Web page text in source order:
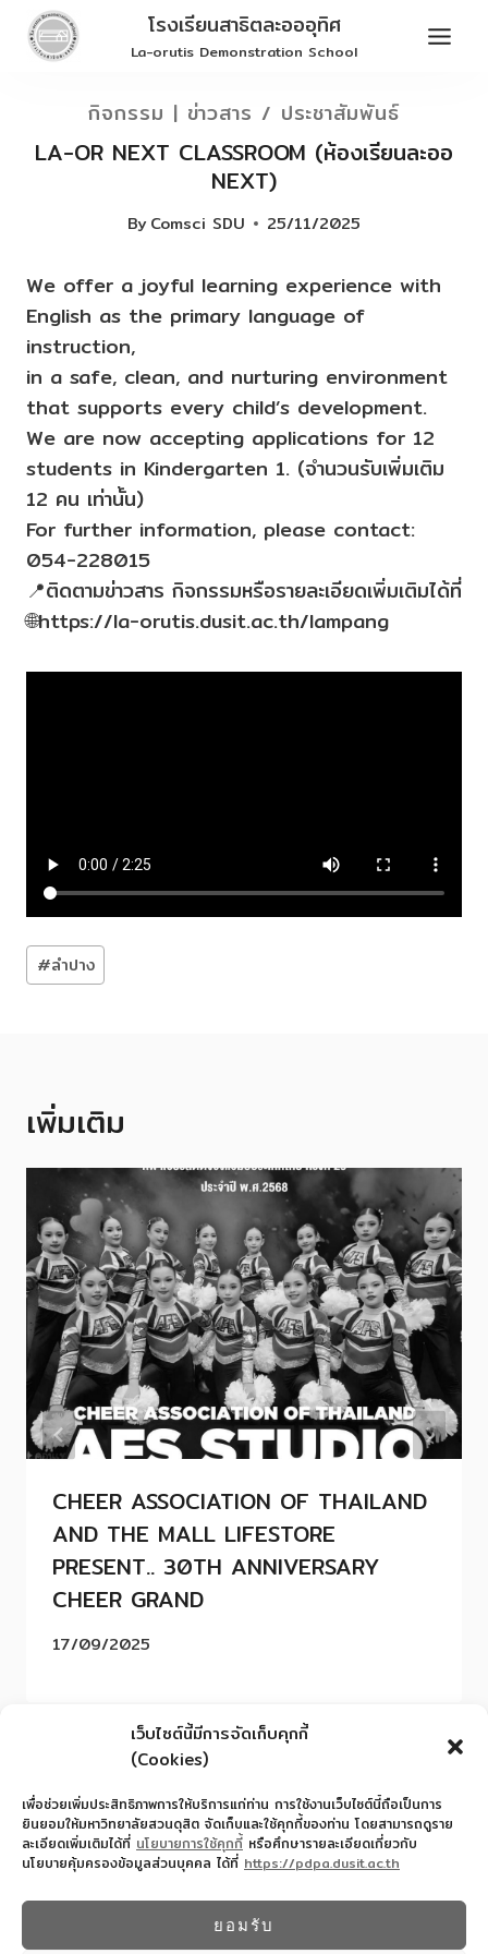
เว็บไซต์นี้มีการจัดเก็บคุกกี้
(Cookies)
เพื่อช่วยเพิ่มประสิทธิภาพการให้บริการแก่ท่าน การใช้งานเว็บไซต์นี้ถือเป็นการ
ยินยอมให้มหาวิทยาลัยสวนดุสิต จัดเก็บและใช้คุกกี้ของท่าน โดยสามารถดูราย
ละเอียดเพิ่มเติมได้ที่ นโยบายการใช้คุกกี้ หรือศึกษารายละเอียดเกี่ยวกับ
นโยบายคุ้มครองข้อมูลส่วนบุคคล ได้ที่ https://pdpa.dusit.ac.th
ยอมรับ
Skip
โรงเรียนสาธิตละอออุทิศ
La-orutis Demonstration School
กิจกรรม | ข่าวสาร / ประชาสัมพันธ์
LA-OR NEXT CLASSROOM (ห้องเรียนละออ
NEXT)
ByComsci SDU 25/11/2025
We offer a joyful learning experience with
English as the primary language of
instruction,
in a safe, clean, and nurturing environment
that supports every child’s development.
We are now accepting applications for 12
students in Kindergarten 1. (จำนวนรับเพิ่มเติม
12 คน เท่านั้น)
For further information, please contact:
054-228015
📍ติดตามข่าวสาร กิจกรรมหรือรายละเอียดเพิ่มเติมได้ที่
🌐https://la-orutis.dusit.ac.th/lampang
Post
Tags:
#ลำปาง
เพิ่มเติม
CHEER ASSOCIATION OF THAILAND
AND THE MALL LIFESTORE
PRESENT.. 30TH ANNIVERSARY
CHEER GRAND
17/09/2025
022445587
© 2026 โรงเรียนสาธิตละอออุทิศ - WordPress